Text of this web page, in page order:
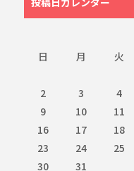
日
月 火
2
3 4
9
10 11
16
17 18
23
24 25
30
31